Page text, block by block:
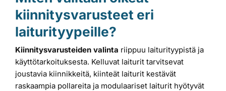
kiinnitysvarusteet eri
laiturityypeille?
Kiinnitysvarusteiden valinta riippuu laiturityypistä ja
käyttötarkoituksesta. Kelluvat laiturit tarvitsevat
joustavia kiinnikkeitä, kiinteät laiturit kestävät
raskaampia pollareita ja modulaariset laiturit hyötyvät